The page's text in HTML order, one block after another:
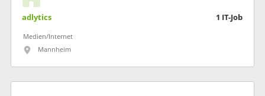
adlytics 1 IT-Job
Medien/Internet
Mannheim